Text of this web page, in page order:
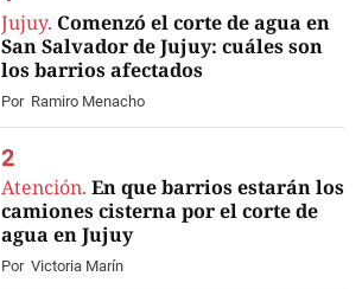
Jujuy. Comenzó el corte de agua en
San Salvador de Jujuy: cuáles son
los barrios afectados
Por Ramiro Menacho
Atención. En que barrios estarán los
camiones cisterna por el corte de
agua en Jujuy
Por Victoria Marín